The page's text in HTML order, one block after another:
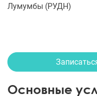
Лумумбы (РУДН)
Основные